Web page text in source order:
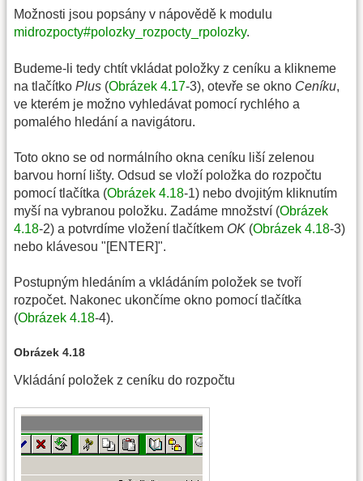
Možnosti jsou popsány v nápovědě k modulu
midrozpocty#polozky_rozpocty_rpolozky.
Budeme-li tedy chtít vkládat položky z ceníku a klikneme
na tlačítko Plus (Obrázek 4.17-3), otevře se okno Ceníku,
ve kterém je možno vyhledávat pomocí rychlého a
pomalého hledání a navigátoru.
Toto okno se od normálního okna ceníku liší zelenou
barvou horní lišty. Odsud se vloží položka do rozpočtu
pomocí tlačítka (Obrázek 4.18-1) nebo dvojitým kliknutím
myší na vybranou položku. Zadáme množství (Obrázek
4.18-2) a potvrdíme vložení tlačítkem OK (Obrázek 4.18-3)
nebo klávesou "[ENTER]".
Postupným hledáním a vkládáním položek se tvoří
rozpočet. Nakonec ukončíme okno pomocí tlačítka
(Obrázek 4.18-4).
Obrázek 4.18
Vkládání položek z ceníku do rozpočtu